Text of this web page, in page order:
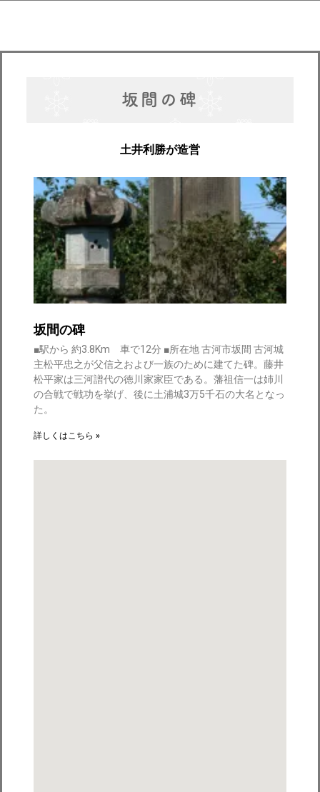
坂間の碑
土井利勝が造営
坂間の碑
■駅から 約3.8Km 車で12分 ■所在地 古河市坂間 古河城
主松平忠之が父信之および一族のために建てた碑。藤井
松平家は三河譜代の徳川家家臣である。藩祖信一は姉川
の合戦で戦功を挙げ、後に土浦城3万5千石の大名となっ
た。
詳しくはこちら »